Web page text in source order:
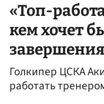
«Топ-
кем хочет
Голкипер ЦСКА
работать